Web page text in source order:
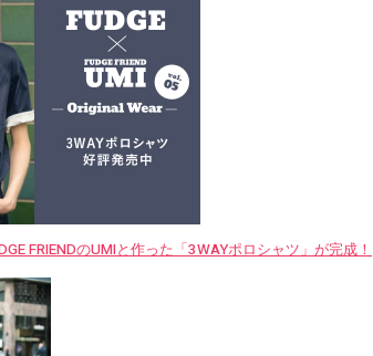
FRIENDのUMIと作った「3WAYポロシャツ」が完成！